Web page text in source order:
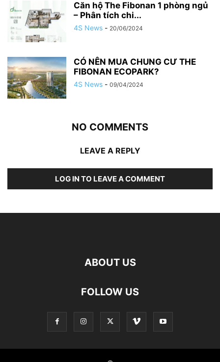
Căn hộ The Fibonan 1 phòng ngủ
– Phân tích chi...
4S News - 20/06/2024
CÓ NÊN MUA CHUNG CƯ THE
FIBONAN ECOPARK?
4S News - 09/04/2024
NO COMMENTS
LEAVE A REPLY
LOG IN TO LEAVE A COMMENT
ABOUT US
FOLLOW US